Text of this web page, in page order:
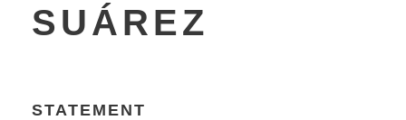
SUÁREZ
STATEMENT